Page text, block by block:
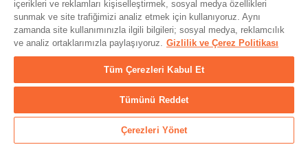
3.380,00 TL
DELAY-REVERB PEDALI
Sepete Ekle
içerikleri ve reklamları kişiselleştirmek, sosyal medya özellikleri
sunmak ve site trafiğimizi analiz etmek için kullanıyoruz. Aynı
zamanda site kullanımınızla ilgili bilgileri; sosyal medya, reklamcılık
ve analiz ortaklarımızla paylaşıyoruz. Gizlilik ve Çerez Politikası
Tüm Çerezleri Kabul Et
Tümünü Reddet
Çerezleri Yönet